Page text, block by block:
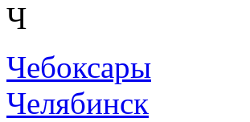
Ч
Чебоксары
Челябинск